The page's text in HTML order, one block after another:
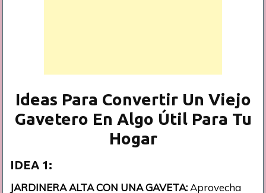
Ideas Para Convertir Un Viejo
Gavetero En Algo Útil Para Tu
Hogar
IDEA 1:
JARDINERA ALTA CON UNA GAVETA: Aprovecha